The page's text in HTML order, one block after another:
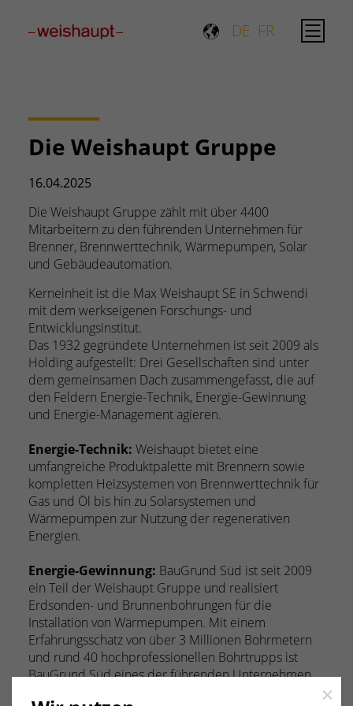
DE FR
Die Weishaupt Gruppe
16.04.2025
Die Weishaupt Gruppe zählt mit über 4400
Mitarbeitern zu den führenden Unternehmen für
Brenner, Brennwerttechnik, Wärmepumpen, Solar
und Gebäudeautomation.
Kerneinheit ist die Max Weishaupt SE in Schwendi
mit dem werkseigenen Forschungs- und
Entwicklungsinstitut.
Das 1932 gegründete Unternehmen ist seit 2009 als
Holding aufgestellt: Drei Gesellschaften sind unter
dem gemeinsamen Dach zusammengefasst, die auf
den Feldern Energie-Technik, Energie-Gewinnung
und Energie-Management agieren.
Energie-Technik: Weishaupt bietet eine
umfangreiche Produktpalette mit Brennern sowie
kompletten Heizsystemen von Brennwerttechnik für
Gas und Öl bis hin zu Solarsystemen und
Wärmepumpen zur Nutzung der regenerativen
Energien.
Energie-Gewinnung: BauGrund Süd ist seit 2009
ein Teil der Weishaupt Gruppe und realisiert
Erdsonden- und Brunnenbohrungen für die
Installation von Wärmepumpen. Mit einem
Erfahrungsschatz von über 3 Millionen Bohrmetern
und rund 40 hochprofessionellen Bohrtrupps ist
BauGrund Süd eines der führenden Unternehmen
Close